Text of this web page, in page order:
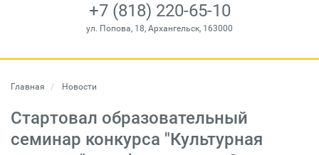
+7 (818) 220-65-10
ул. Попова, 18, Архангельск, 163000
Главная Новости
Стартовал образовательный
семинар конкурса "Культурная